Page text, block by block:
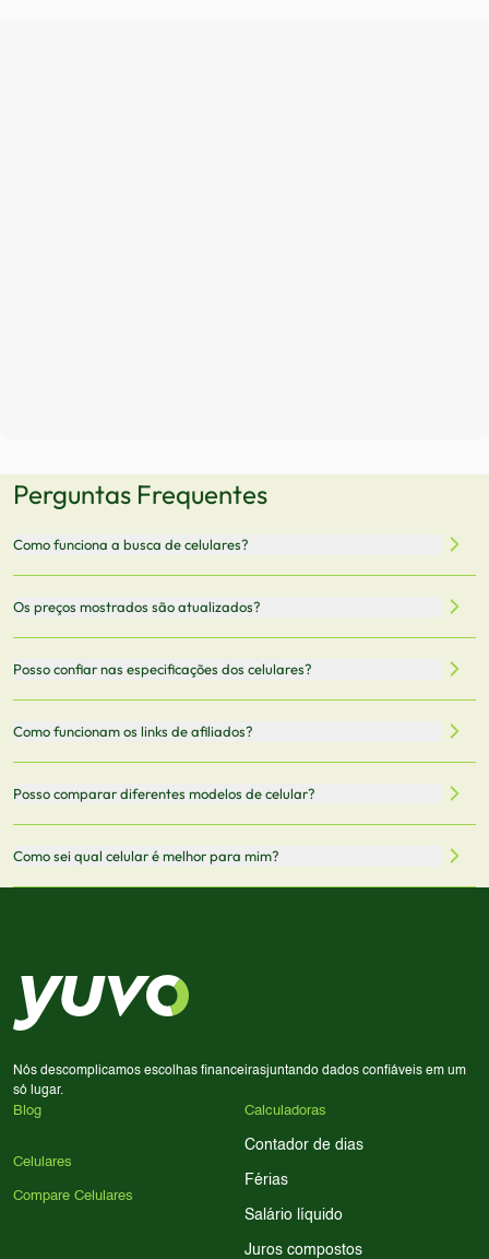
Perguntas Frequentes
Como funciona a busca de celulares?
armazenamento, memória RAM, bateria e conectividade
5G.
Os preços mostrados são atualizados?
vendedor antes de finalizar sua compra.
Posso confiar nas especificações dos celulares?
informações mais recentes de cada modelo.
Como funcionam os links de afiliados?
comissão sem custo adicional para você.
Posso comparar diferentes modelos de celular?
Sim! Você pode selecionar até 3 celulares para comparar
Como sei qual celular é melhor para mim?
processador e bateria são essenciais. Use nossos filtros
para encontrar o celular ideal.
Nós descomplicamos escolhas financeirasjuntando dados confiáveis em um
só lugar.
Blog
Celulares
Compare Celulares
Calculadoras
Contador de dias
Férias
Salário líquido
Juros compostos